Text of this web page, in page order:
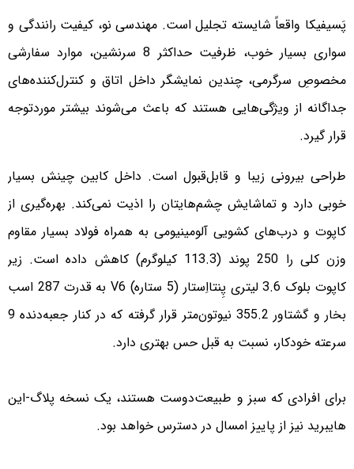
پَسیفیکا واقعاً شایسته تجلیل است. مهندسی نو، کیفیت رانندگی و
سواری بسیار خوب، ظرفیت حداکثر 8 سرنشین، موارد سفارشی
مخصوصِ سرگرمی، چندین نمایشگر داخل اتاق و کنترل‌کننده‌های
جداگانه از ویژگی‌هایی هستند که باعث می‌شوند بیشتر موردتوجه
قرار گیرد.
طراحی بیرونی زیبا و قابل‌قبول است. داخل کابین چینش بسیار
خوبی دارد و تماشایش چشم‌هایتان را اذیت نمی‌کند. بهره‌گیری از
کاپوت و درب‌های کشویی آلومینیومی به همراه فولاد بسیار مقاوم
وزن کلی را 250 پوند (113.3 کیلوگرم) کاهش داده است. زیر
کاپوت بلوک 3.6 لیتری پِنتااِستار (5 ستاره) V6 به قدرت 287 اسب
بخار و گشتاور 355.2 نیوتون‌متر قرار گرفته که در کنار جعبه‌دنده 9
سرعته خودکار، نسبت به قبل حس بهتری دارد.
برای افرادی که سبز و طبیعت‌دوست هستند، یک نسخه پلاگ-این
هایبرید نیز از پاییز امسال در دسترس خواهد بود.